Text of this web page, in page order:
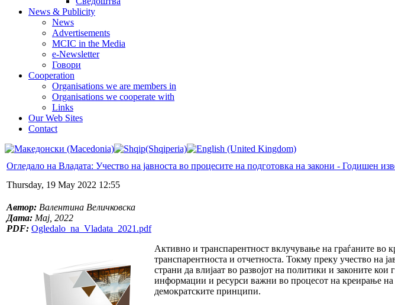
News & Publicity
News
Advertisements
MCIC in the Media
e-Newsletter
Говори
Cooperation
Organisations we are members in
Organisations we cooperate with
Links
Our Web Sites
Contact
Огледало на Владата: Учество на јавноста во процесите на подготовка на закони - Годишен
Thursday, 19 May 2022 12:55
Автор: Валентина Величковска
Дата: Мај, 2022
PDF: Ogledalo_na_Vladata_2021.pdf
Активно и транспарентност вклучување на граѓаните во
транспарентноста и отчетноста. Токму преку учество на
страни да влијаат во развојот на политики и законите
информации и ресурси важни во процесот на креирање на
демократските принципи.